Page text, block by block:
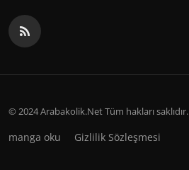
© 2024 Arabakolik.Net Tüm hakları saklıdır.
manga oku Gizlilik Sözleşmesi